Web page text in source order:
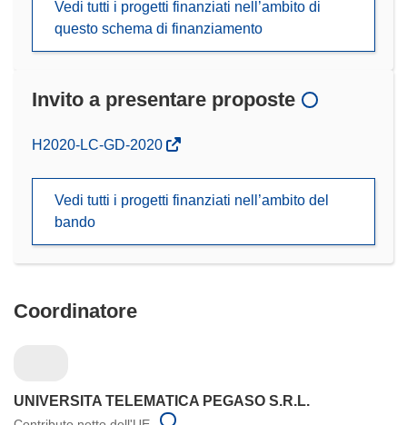
Vedi tutti i progetti finanziati nell’ambito di
questo schema di finanziamento
Invito a presentare proposte
(si
nuova
H2020-LC-GD-2020
Vedi tutti i progetti finanziati nell’ambito del
bando
Coordinatore
UNIVERSITA TELEMATICA PEGASO S.R.L.